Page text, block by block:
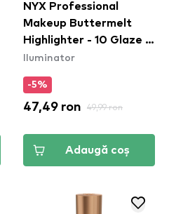
NYX Professional
Makeup Buttermelt
Highlighter - 10 Glaze It
Butta
Iluminator
-5%
47,49 ron 49,99 ron
Adaugă coș